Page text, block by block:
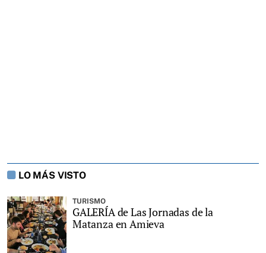
LO MÁS VISTO
TURISMO
GALERÍA de Las Jornadas de la
Matanza en Amieva